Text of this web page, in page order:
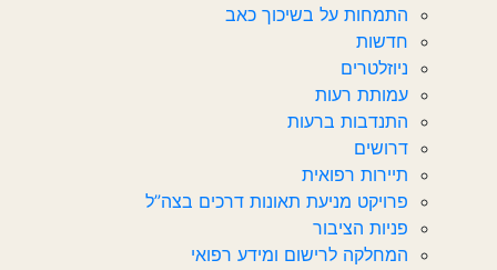
התמחות על בשיכוך כאב
חדשות‎‎
ניוזלטרים
עמותת רעות
התנדבות ברעות
דרושים
תיירות רפואית
פרויקט מניעת תאונות דרכים בצה”ל
פניות הציבור
המחלקה לרישום ומידע רפואי